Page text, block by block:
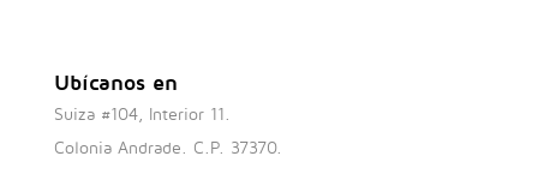
Ubícanos en
Suiza #104, Interior 11.
Colonia Andrade. C.P. 37370.